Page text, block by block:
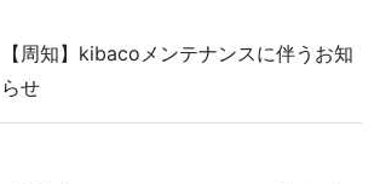
【周知】kibacoメンテナンスに伴うお知
らせ